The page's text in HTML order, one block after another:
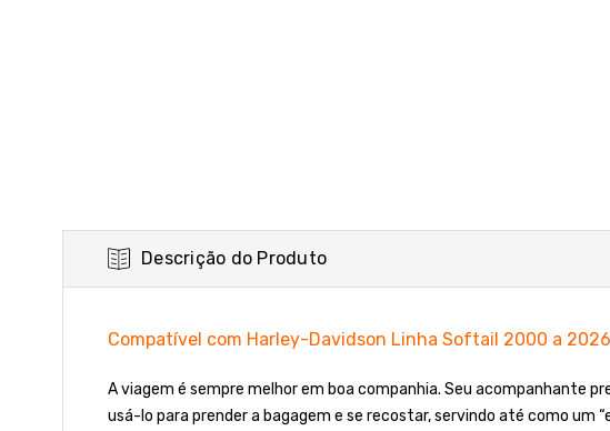
Descrição do Produto
Compatível com Harley-Davidson Linha Softail 2000 a 2026
A viagem é sempre melhor em boa companhia. Seu acompanhante
usá-lo para prender a bagagem e se recostar, servindo até como um